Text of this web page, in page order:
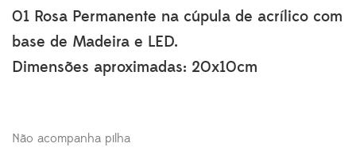
01 Rosa Permanente na cúpula de acrílico com
base de Madeira e LED.
Dimensões aproximadas: 20x10cm
Não acompanha pilha